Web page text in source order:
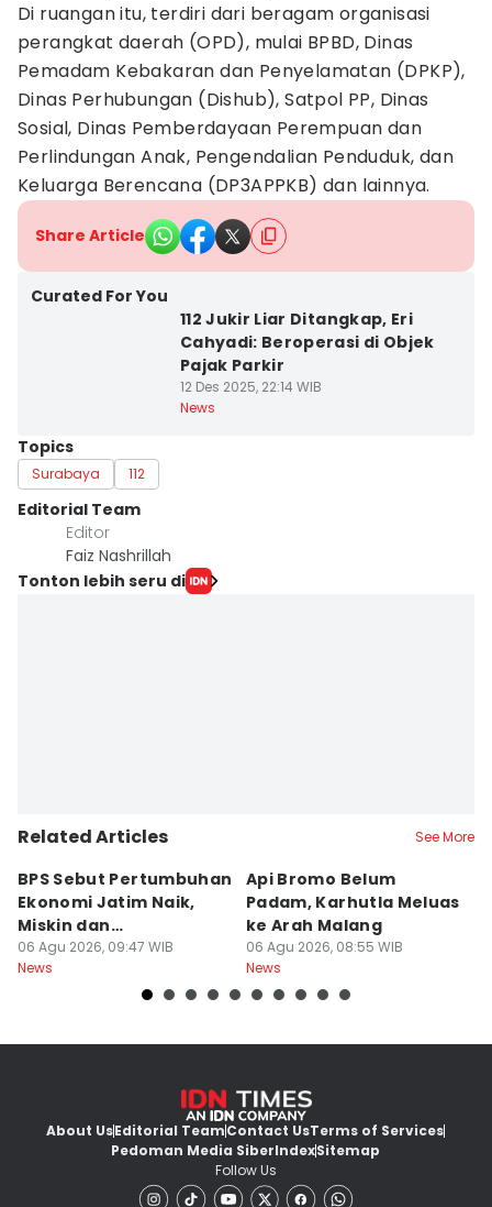
Di ruangan itu, terdiri dari beragam organisasi
perangkat daerah (OPD), mulai BPBD, Dinas
Pemadam Kebakaran dan Penyelamatan (DPKP),
Dinas Perhubungan (Dishub), Satpol PP, Dinas
Sosial, Dinas Pemberdayaan Perempuan dan
Perlindungan Anak, Pengendalian Penduduk, dan
Keluarga Berencana (DP3APPKB) dan lainnya.
Share Article
Curated For You
112 Jukir Liar Ditangkap, Eri
Cahyadi: Beroperasi di Objek
Pajak Parkir
12 Des 2025, 22:14 WIB
News
Topics
Surabaya 112
Editorial Team
Editor
Faiz Nashrillah
Tonton lebih seru di
Related Articles See More
BPS Sebut Pertumbuhan
Ekonomi Jatim Naik,
Miskin dan
Pengangguran Turun
06 Agu 2026, 09:47 WIB
News
Api Bromo Belum
Padam, Karhutla Meluas
ke Arah Malang
06 Agu 2026, 08:55 WIB
News
About UsEditorial TeamContact UsTerms of Services
Pedoman Media SiberIndexSitemap
Follow Us